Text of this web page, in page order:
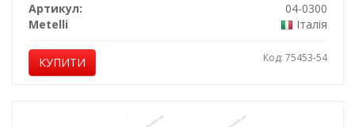
Артикул:
04-0300
Metelli
Італія
КУПИТИ Код: 75453-54